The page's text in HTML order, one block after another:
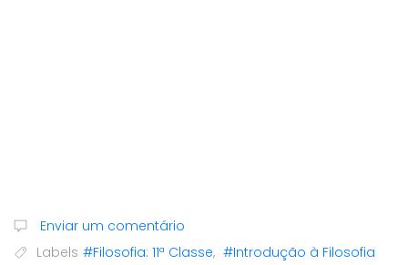
Enviar um comentário
Labels #Filosofia: 11ª Classe, #Introdução à Filosofia